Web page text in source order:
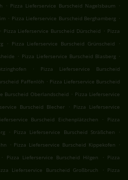
. Pizza Lieferservice Burscheid Nagelsbaum
.
. Pizza Lieferservice Burscheid Berghamberg .
. Pizza Lieferservice Burscheid Dürscheid . Pizza
. Pizza Lieferservice Burscheid Grünscheid
.
. Pizza Lieferservice Burscheid Blasberg .
.
Pizza Lieferservice Burscheid
Paffenlöh . Pizza Lieferservice Burscheid
Burscheid Oberlandscheid . Pizza Lieferservice
Burscheid Blecher . Pizza Lieferservice
Burscheid Eichenplätzchen .
Pizza
. Pizza Lieferservice Burscheid Sträßchen
.
. Pizza Lieferservice Burscheid Kippekofen
.
. Pizza Lieferservice Burscheid Hilgen . Pizza
Lieferservice Burscheid Großbruch . Pizza